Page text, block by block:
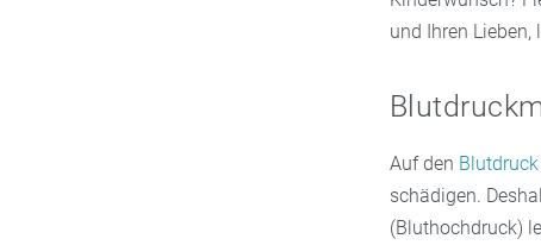
und Ihren
Auf den Blutdruck
schädigen.
(Bluthochdruck)